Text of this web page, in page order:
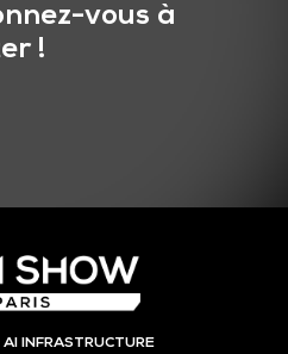
vous à
!
INFRASTRUCTURE